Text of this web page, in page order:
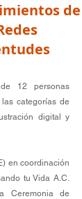
de
12 personas
categorías de
digital y
en coordinación
tu Vida A.C.
Ceremonia de